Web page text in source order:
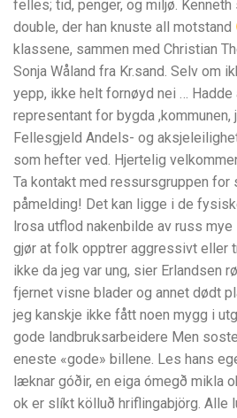
felles; tid, penger, og miljø.
double, der han knuste all motstand
klassene, sammen med Christian
Sonja Wåland fra Kr.sand. Selv om
yepp, ikke helt fornøyd nei …
representant for bygda
Fellesgjeld Andels- og
som hefter ved. Hjertelig
Ta kontakt med ressursgruppen for
påmelding! Det kan ligge i de
lrosa utflod nakenbilde av russ
gjør at folk opptrer aggressivt eller
ikke da jeg var ung, sier Erlandsen
fjernet visne blader og annet dødt
jeg kanskje ikke fått noen mygg i
gode landbruksarbeidere Men
eneste «gode» billene. Les hans
læknar góðir, en eiga ómegð mikla
ok er slíkt kölluð hriflingabjörg. Alle